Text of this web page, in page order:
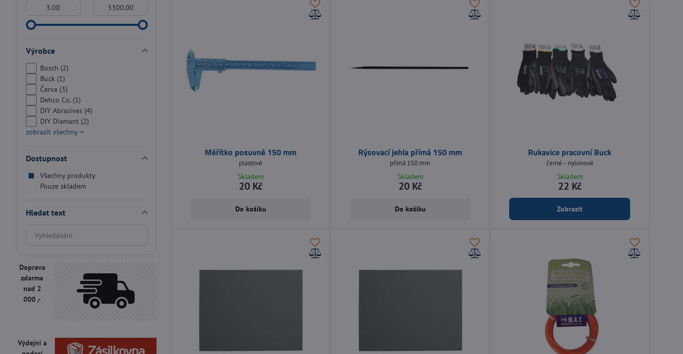
Měřítko posuvné 150 mm
plastové
Skladem
20 Kč
Do košíku
Rýsovací jehla přímá 150 mm
přímá 150 mm
Skladem
20 Kč
Do košíku
Rukavice pracovní Buck
černé - nylonové
Skladem
22 Kč
Zobrazit
Výrobce
Bosch (2)
Buck (1)
Červa (3)
Dehco Co. (1)
DIY Abrasives (4)
DIY Diamant (2)
zobrazit všechny
Dostupnost
Všechny produkty
Pouze skladem
Hledat text
Prohledat
výsledky
fulltextem
Doprava
zdarma
nad 2
000 ,-
Výdejní a